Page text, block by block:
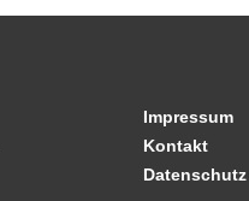
Impressum
Kontakt
Datenschutz